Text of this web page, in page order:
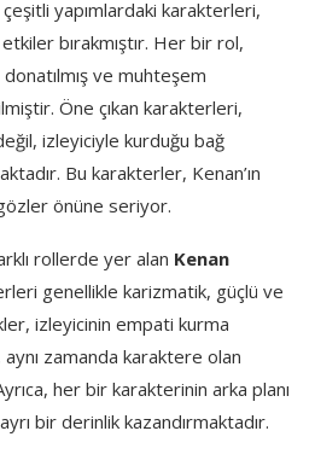
çeşitli yapımlardaki karakterleri,
bırakmıştır. Her bir rol,
ve muhteşem
Öne çıkan karakterleri,
izleyiciyle kurduğu bağ
Bu karakterler, Kenan’ın
önüne seriyor.
rollerde yer alan Kenan
genellikle karizmatik, güçlü ve
izleyicinin empati kurma
zamanda karaktere olan
her bir karakterinin arka planı
bir derinlik kazandırmaktadır.